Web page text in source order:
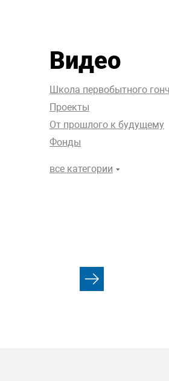
Видео
Школа первобытного
Проекты
От прошлого к будущему
Фонды
все категории